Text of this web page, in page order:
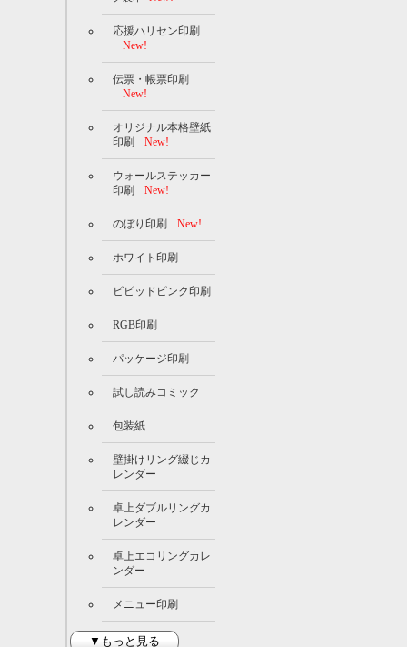
応援ハリセン印刷
New!
伝票・帳票印刷
New!
オリジナル本格壁紙
印刷
New!
ウォールステッカー
印刷
New!
のぼり印刷 New!
ホワイト印刷
ビビッドピンク印刷
RGB印刷
パッケージ印刷
試し読みコミック
包装紙
壁掛けリング綴じカ
レンダー
卓上ダブルリングカ
レンダー
卓上エコリングカレ
ンダー
メニュー印刷
▼もっと見る